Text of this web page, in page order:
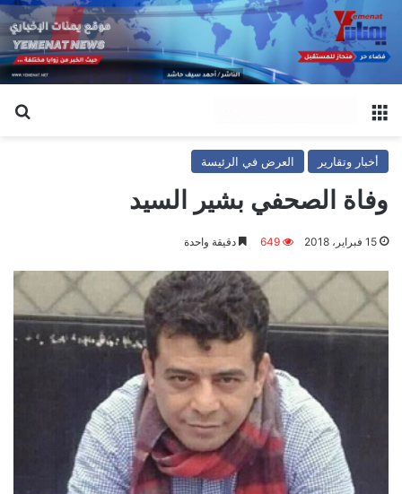
أخبار وتقارير العرض في الرئيسة
وفاة الصحفي بشير السيد
15 فبراير، 2018 649 دقيقة واحدة